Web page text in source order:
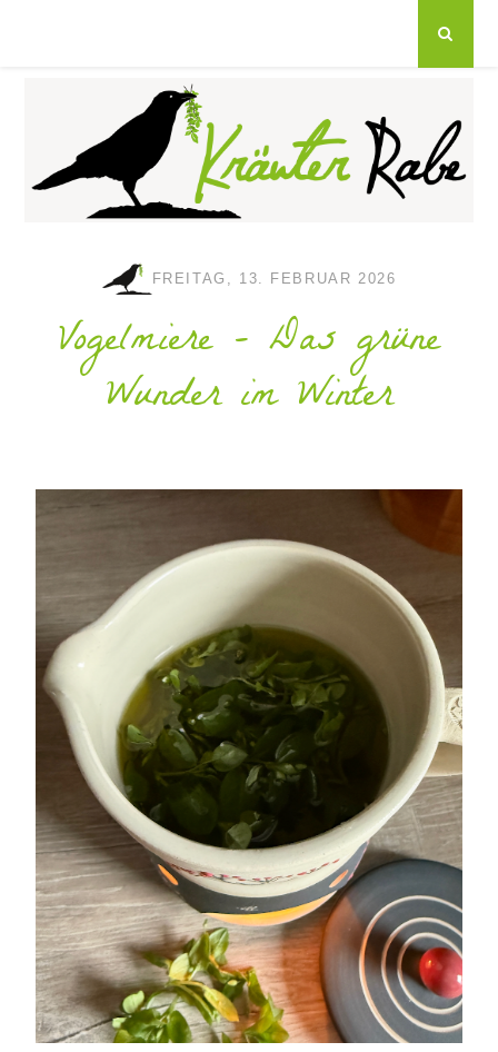
FREITAG, 13. FEBRUAR 2026
Vogelmiere - Das grüne
Wunder im Winter